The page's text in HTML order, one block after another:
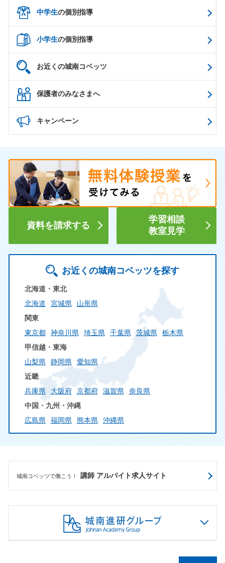
中学生の個別指導
小学生の個別指導
お近くの城南コベッツ
保護者のみなさまへ
キャンペーン
資料を請求する
学習相談
教室見学
お近くの城南コベッツを探す
北海道・東北
北海道
宮城県
山形県
関東
東京都
神奈川県 埼玉県 千葉県 茨城県
栃木県
甲信越・東海
山梨県
静岡県
愛知県
近畿
兵庫県
大阪府 京都府 滋賀県
奈良県
中国・九州・沖縄
広島県
福岡県 熊本県 沖縄県
城南コベッツで働こう！ 講師 アルバイト求人サイト